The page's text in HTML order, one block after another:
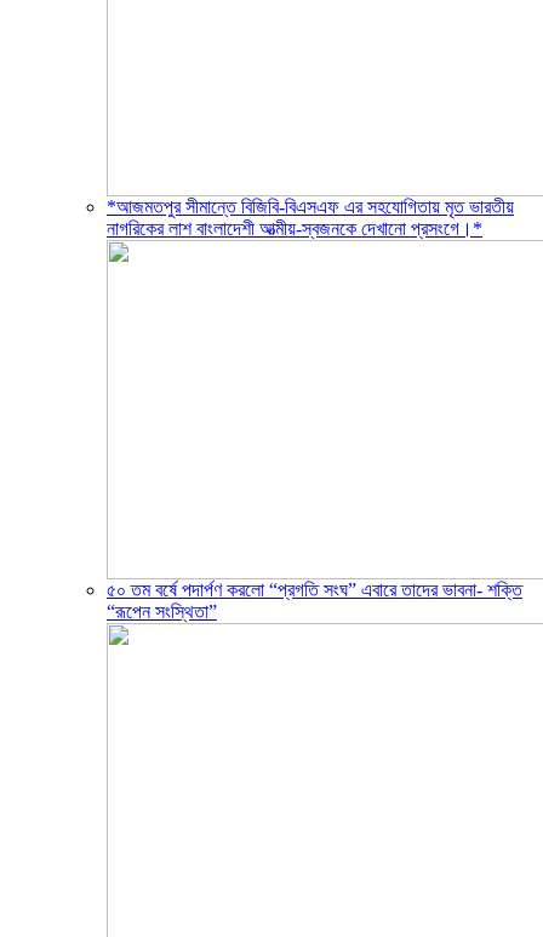
*আজমতপুর সীমান্তে বিজিবি-বিএসএফ এর সহযোগিতায় মৃত ভারতীয়
নাগরিকের লাশ বাংলাদেশী আত্মীয়-স্বজনকে দেখানো প্রসংগে।*
৫০ তম বর্ষে পদার্পণ করলো “প্রগতি সংঘ” এবারে তাদের ভাবনা- শক্তি
“রূপেন সংস্থিতা”